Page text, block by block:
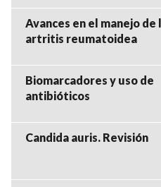
Avances en el manejo de
artritis reumatoidea
Biomarcadores y uso de
antibióticos
Candida auris. Revisión